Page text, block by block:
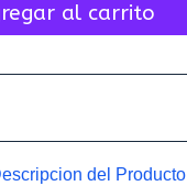
al carrito
del Producto